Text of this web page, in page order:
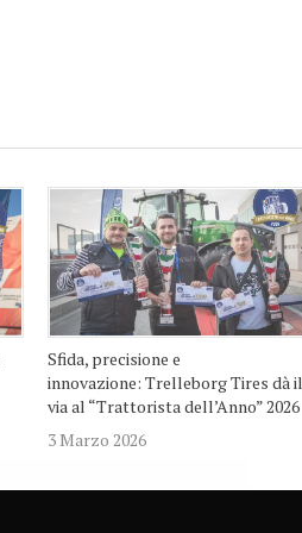
Sfida, precisione e
innovazione: Trelleborg Tires dà il
via al “Trattorista dell’Anno” 2026
3 Marzo 2026